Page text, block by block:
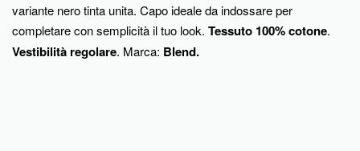
variante nero tinta unita. Capo ideale da indossare per
completare con semplicità il tuo look. Tessuto 100% cotone.
Vestibilità regolare. Marca: Blend.